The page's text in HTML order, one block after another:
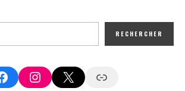
RECHERCHER
Instagram
X Google News